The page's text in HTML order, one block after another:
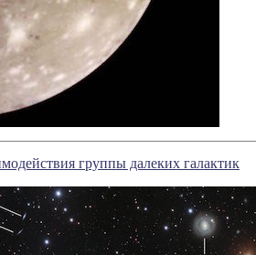
группы далеких галактик